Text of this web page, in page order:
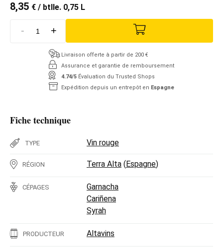
8,35 € / btlle. 0,75 L
- +
Livraison offerte à partir de 200 €
Assurance et garantie de remboursement
4.74/5 Évaluation du Trusted Shops
Expédition depuis un entrepôt en Espagne
Fiche technique
TYPE Vin rouge
RÉGION Terra Alta (Espagne)
CÉPAGES
Garnacha
Cariñena
Syrah
PRODUCTEUR Altavins